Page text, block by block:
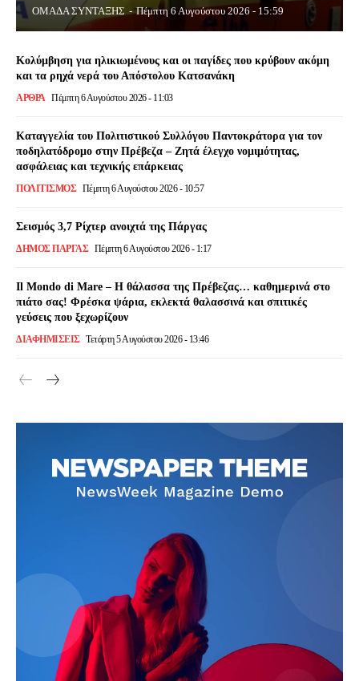
ΟΜΑΔΑ ΣΥΝΤΑΞΗΣ - Πέμπτη 6 Αυγούστου 2026 - 15:59
Κολύμβηση για ηλικιωμένους και οι παγίδες που κρύβουν ακόμη
και τα ρηχά νερά του Απόστολου Κατσανάκη
ΑΡΘΡΑ Πέμπτη 6 Αυγούστου 2026 - 11:03
Καταγγελία του Πολιτιστικού Συλλόγου Παντοκράτορα για τον
ποδηλατόδρομο στην Πρέβεζα – Ζητά έλεγχο νομιμότητας,
ασφάλειας και τεχνικής επάρκειας
ΠΟΛΙΤΙΣΜΌΣ Πέμπτη 6 Αυγούστου 2026 - 10:57
Σεισμός 3,7 Ρίχτερ ανοιχτά της Πάργας
ΔΉΜΟΣ ΠΆΡΓΑΣ Πέμπτη 6 Αυγούστου 2026 - 1:17
Il Mondo di Mare – Η θάλασσα της Πρέβεζας… καθημερινά στο
πιάτο σας! Φρέσκα ψάρια, εκλεκτά θαλασσινά και σπιτικές
γεύσεις που ξεχωρίζουν
ΔΙΑΦΗΜΙΣΕΙΣ Τετάρτη 5 Αυγούστου 2026 - 13:46